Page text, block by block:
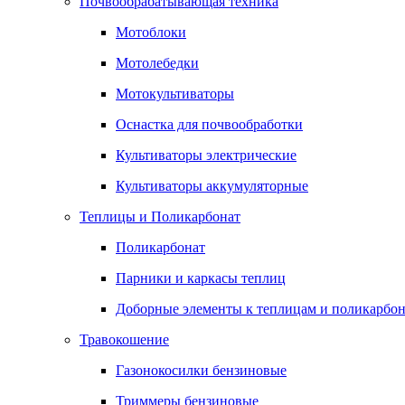
Мотоблоки
Мотолебедки
Мотокультиваторы
Оснастка для почвообработки
Культиваторы электрические
Культиваторы аккумуляторные
Теплицы и Поликарбонат
Поликарбонат
Парники и каркасы теплиц
Доборные элементы к теплицам и
Травокошение
Газонокосилки бензиновые
Триммеры бензиновые